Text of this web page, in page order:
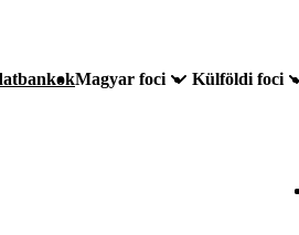
Magyar foci Külföldi foci